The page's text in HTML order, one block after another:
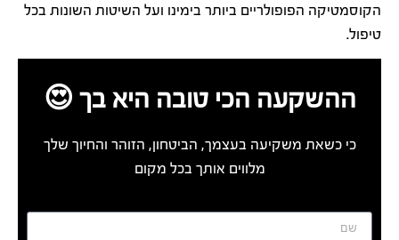
הקוסמטיקה הפופולריים ביותר בימינו ועל השיטות השונות בכל
טיפול.
ההשקעה הכי טובה היא בך 😍
כי כשאת משקיעה בעצמך, הביטחון, הזוהר והחיוך שלך
מלווים אותך בכל מקום